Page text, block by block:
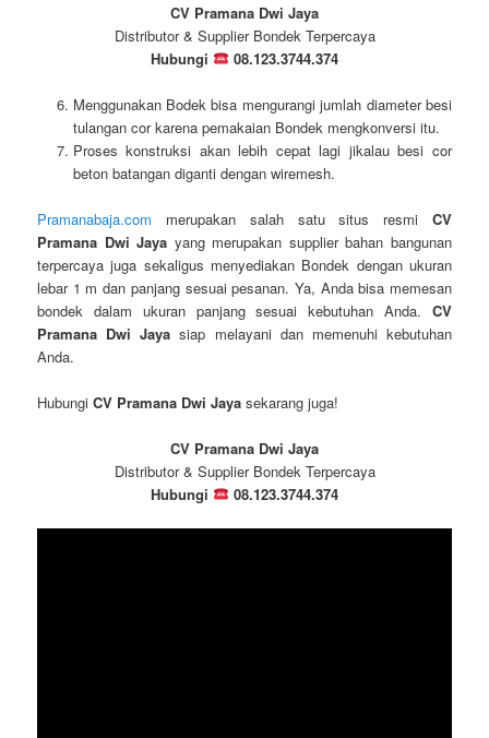
CV Pramana Dwi Jaya
Distributor & Supplier Bondek Terpercaya
Hubungi
08.123.3744.374
Menggunakan Bodek bisa mengurangi jumlah diameter besi
tulangan cor karena pemakaian Bondek mengkonversi itu.
Proses konstruksi akan lebih cepat lagi jikalau besi cor
beton batangan diganti dengan wiremesh.
Pramanabaja.com merupakan salah satu situs resmi CV
Pramana Dwi Jaya yang merupakan supplier bahan bangunan
terpercaya juga sekaligus menyediakan Bondek dengan ukuran
lebar 1 m dan panjang sesuai pesanan. Ya, Anda bisa memesan
bondek dalam ukuran panjang sesuai kebutuhan Anda. CV
Pramana Dwi Jaya siap melayani dan memenuhi kebutuhan
Anda.
HubungiCV Pramana Dwi Jaya sekarang juga!
CV Pramana Dwi Jaya
Distributor & Supplier Bondek Terpercaya
Hubungi
08.123.3744.374